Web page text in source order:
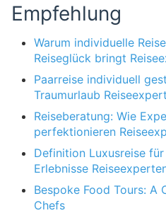
Empfehlung
Warum individuelle
Reiseglück bringt
Paarreise individuell
Traumurlaub
Reiseberatung: Wie
perfektionieren
Definition Luxusreise
Erlebnisse
Bespoke Food Tours: A
Chefs